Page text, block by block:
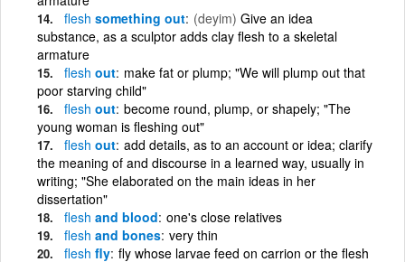
flesh something out (deyim) Give an idea
substance, as a sculptor adds clay flesh to a skeletal
armature
flesh out make fat or plump; "We will plump out that
poor starving child"
flesh out become round, plump, or shapely; "The
young woman is fleshing out"
flesh out add details, as to an account or idea; clarify
the meaning of and discourse in a learned way, usually in
writing; "She elaborated on the main ideas in her
dissertation"
flesh and blood one's close relatives
flesh and bones very thin
flesh fly fly whose larvae feed on carrion or the flesh